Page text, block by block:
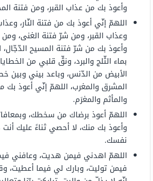
وأعوذ بك من عذاب القبر، ومن فتنة
اللهمّ إنّي أعوذ بك من فتنة النّار، وعذاب
وعذاب القبر، ومن شرّ فتنة الغنى، ومن
وأعوذ بك من شرّ فتنة المسيح
بماء الثّلج والبرد، ونقِّ قلبي من
الأبيض من الدّنس، وباعد بيني وبين
المشرق والمغرب، اللهمّ إنّي أعوذ بك
والمأثم والمغرَم.
اللهمّ أعوذ برضاك من سخطك،
وأعوذ بك منك، لا أحصي ثناءً عليك
نفسك.
اللهمّ اهدني فيمن هديت، وعافني
فيمن توليت، وبارك لي فيما أعطيت،